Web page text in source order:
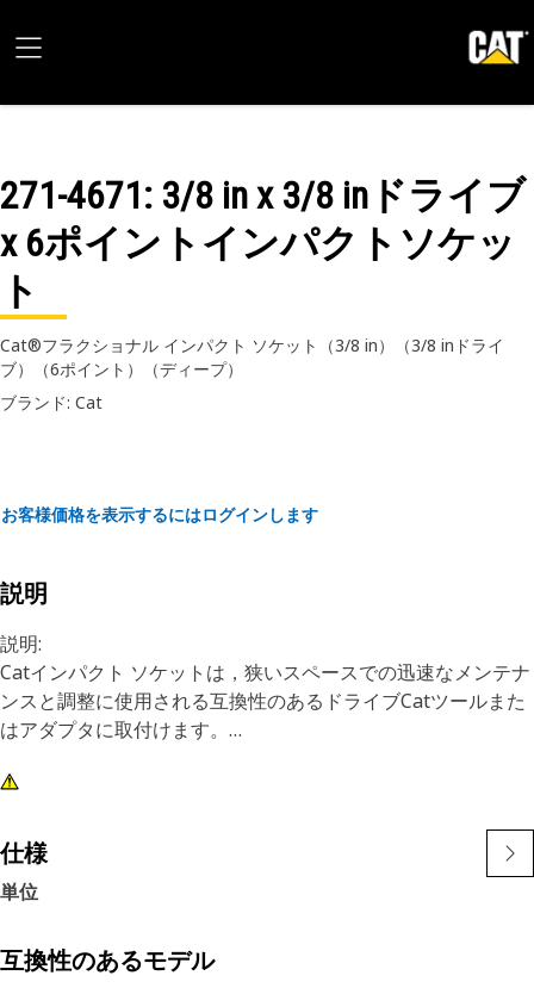
271-4671: 3/8 in x 3/8 inドライブ
x 6ポイントインパクトソケッ
ト
Cat®フラクショナル インパクト ソケット（3/8 in）（3/8 inドライ
ブ）（6ポイント）（ディープ）
ブランド: Cat
お客様価格を表示するにはログインします
説明
説明:
Catインパクト ソケットは，狭いスペースでの迅速なメンテナ
ンスと調整に使用される互換性のあるドライブCatツールまた
はアダプタに取付けます。
特長:
• ディープ タイプ
• 3/8 inスクエア ドライブ
• 黒色酸化物仕上げ
仕様
単位
互換性のあるモデル